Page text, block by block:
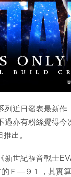
列近日發表最新
過亦有粉絲覺得
出。
新世紀福音戰士
Ｆ—９１，其實